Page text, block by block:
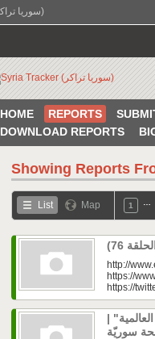
Syria Tracker (سوريا تراكر)
HOME REPORTS
DOWNLOAD REPORTS
Showing Reports
List Map 1
http://
https://
https://
|